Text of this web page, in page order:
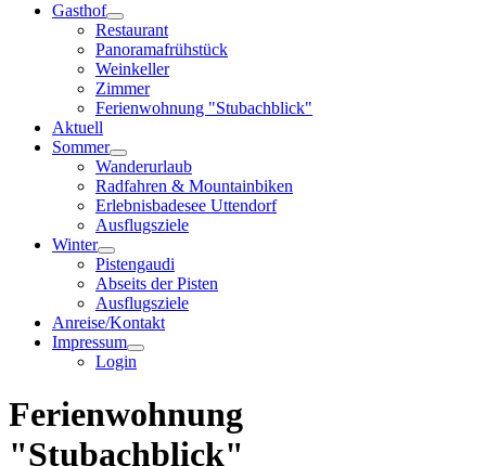
Gasthof
Restaurant
Panoramafrühstück
Weinkeller
Zimmer
Ferienwohnung "Stubachblick"
Aktuell
Sommer
Wanderurlaub
Radfahren & Mountainbiken
Erlebnisbadesee Uttendorf
Ausflugsziele
Winter
Pistengaudi
Abseits der Pisten
Ausflugsziele
Anreise/Kontakt
Impressum
Login
Ferienwohnung
"Stubachblick"